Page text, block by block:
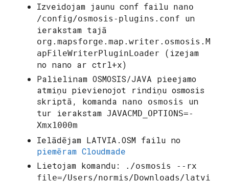
Izveidojam jaunu conf failu nano
/config/osmosis-plugins.conf
un
ierakstam tajā
org.mapsforge.map.writer.osmosis.M
apFileWriterPluginLoader
(izejam
no nano ar ctrl+x)
Palielinam OSMOSIS/JAVA pieejamo
atmiņu pievienojot rindiņu osmosis
skriptā, komanda
nano osmosis
un
tur ierakstam JAVACMD_OPTIONS=-
Xmx1000m
Ielādējam LATVIA.OSM failu no
piemēram Cloudmade
Lietojam komandu:
./osmosis --rx
file=/Users/normis/Downloads/latvi